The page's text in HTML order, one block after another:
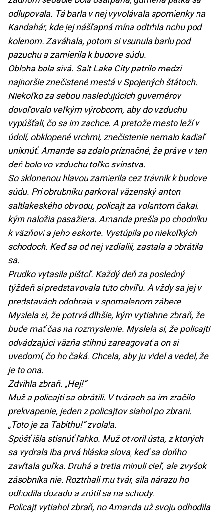
odlupovala. Tá barla v nej vyvolávala spomienky na
Kandahár, kde jej nášľapná mína odtrhla nohu pod
kolenom. Zaváhala, potom si vsunula barlu pod
pazuchu a zamierila k budove súdu.
Obloha bola sivá. Salt Lake City patrilo medzi
najhoršie znečistené mestá v Spojených štátoch.
Niekoľko za sebou nasledujúcich guvernérov
dovoľovalo veľkým výrobcom, aby do vzduchu
vypúšťali, čo sa im zachce. A pretože mesto leží v
údolí, obklopené vrchmi, znečistenie nemalo kadiaľ
uniknúť. Amande sa zdalo príznačné, že práve v ten
deň bolo vo vzduchu toľko svinstva.
So sklonenou hlavou zamierila cez trávnik k budove
súdu. Pri obrubníku parkoval väzenský anton
saltlakeského obvodu, policajt za volantom čakal,
kým naložia pasažiera. Amanda prešla po chodníku
k väzňovi a jeho eskorte. Vystúpila po niekoľkých
schodoch. Keď sa od nej vzdialili, zastala a obrátila
sa.
Prudko vytasila pištoľ. Každý deň za posledný
týždeň si predstavovala túto chvíľu. A vždy sa jej v
predstavách odohrala v spomalenom zábere.
Myslela si, že potrvá dlhšie, kým vytiahne zbraň, že
bude mať čas na rozmyslenie. Myslela si, že policajti
odvádzajúci väzňa stihnú zareagovať a on si
uvedomí, čo ho čaká. Chcela, aby ju videl a vedel, že
je to ona.
Zdvihla zbraň. „Hej!“
Muž a policajti sa obrátili. V tvárach sa im zračilo
prekvapenie, jeden z policajtov siahol po zbrani.
„Toto je za Tabithu!“ zvolala.
Spúšť išla stisnúť ľahko. Muž otvoril ústa, z ktorých
sa vydrala iba prvá hláska slova, keď sa doňho
zavŕtala guľka. Druhá a tretia minuli cieľ, ale zvyšok
zásobníka nie. Roztrhali mu tvár, sila nárazu ho
odhodila dozadu a zrútil sa na schody.
Policajt vytiahol zbraň, no Amanda už svoju odhodila